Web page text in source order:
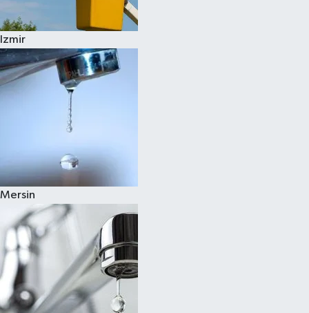
Izmir
Mersin